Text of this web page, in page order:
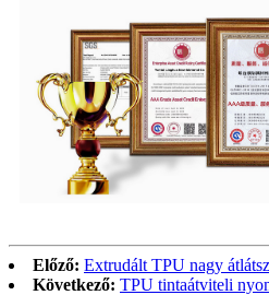
Előző: Extrudált TPU nagy
Következő: TPU tintaátviteli